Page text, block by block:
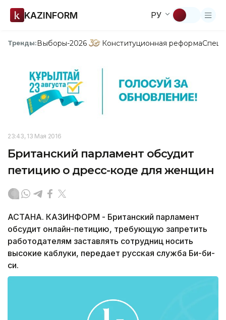
KAZINFORM РУ
Тренды:Выборы-2026 Конституционная реформа
23:43, 13 Мая 2016
Британский парламент обсудит
петицию о дресс-коде для женщин
АСТАНА. КАЗИНФОРМ - Британский парламент
обсудит онлайн-петицию, требующую запретить
работодателям заставлять сотрудниц носить
высокие каблуки, передает русская служба Би-би-
си.